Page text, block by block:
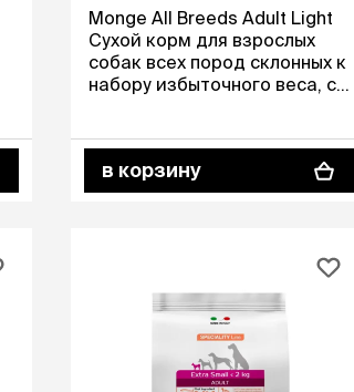
Monge All Breeds Adult Light
Сухой корм для взрослых
собак всех пород склонных к
набору избыточного веса, с
в корзину